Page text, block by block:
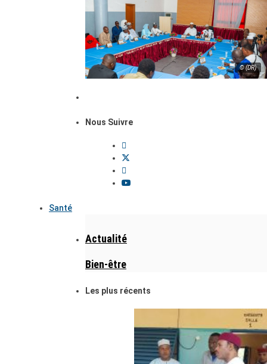
© (DR)
Nous Suivre
Santé
Actualité
Bien-être
Les plus récents